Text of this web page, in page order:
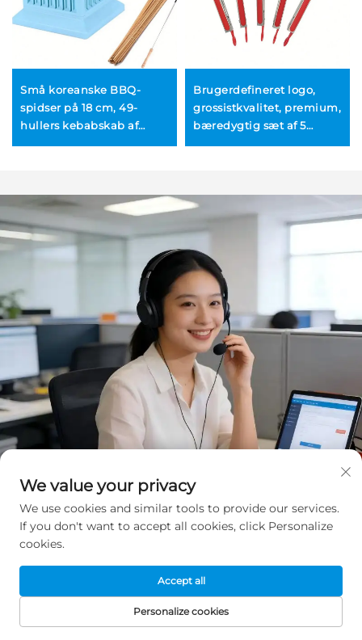
Små koreanske BBQ-
spidser på 18 cm, 49-
hullers kebabskab af
Brugerdefineret logo,
grossistkvalitet, premium,
bæredygtig sæt af 5
låsefunktion
Få et gratis tilbud
Vores repræsentant vil kontakte dig snart.
We value your privacy
We use cookies and similar tools to provide our services.
If you don't want to accept all cookies, click Personalize
cookies.
Personalize cookies
Accept all